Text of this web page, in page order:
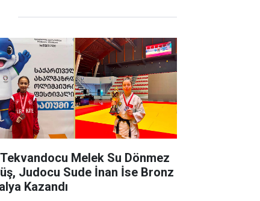
Melek Su Dönmez
Judocu Sude İnan İse Bronz
Kazandı